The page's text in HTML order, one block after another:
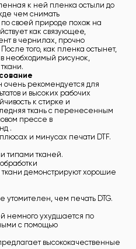
к ней пленка остыли до
чем снимать
своей природе похож на
как связующее,
в чернилах, прочно
того, как пленка остынет,
необходимый рисунок,
очень рекомендуется для
и высоких рабочих
к стирке и
ткань с перенесенным
прессе в
.
и минусах печати DTF.
типами тканей.
ткани демонстрируют хорошие
чем печать DTG.
немного ухудшается по
с помощью
высококачественные